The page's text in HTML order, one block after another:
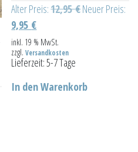
Alter Preis:12,95€Ursprünglicher
Neuer Preis:
9,95 €Aktueller
Preis
ist:
inkl. 19 % MwSt.
zzgl.Versandkosten
Lieferzeit:5-7 Tage
In den Warenkorb